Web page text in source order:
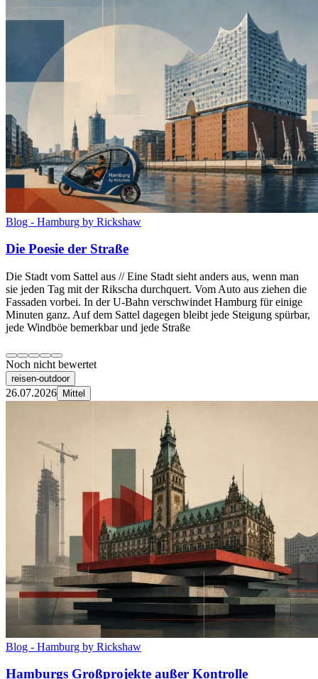
Blog - Hamburg by Rickshaw
Die Poesie der Straße
Die Stadt vom Sattel aus // Eine Stadt sieht anders aus, wenn man
sie jeden Tag mit der Rikscha durchquert. Vom Auto aus ziehen die
Fassaden vorbei. In der U-Bahn verschwindet Hamburg für einige
Minuten ganz. Auf dem Sattel dagegen bleibt jede Steigung spürbar,
jede Windböe bemerkbar und jede Straße
Noch nicht bewertet
reisen-outdoor
26.07.2026 Mittel
Blog - Hamburg by Rickshaw
Hamburgs Großprojekte außer Kontrolle